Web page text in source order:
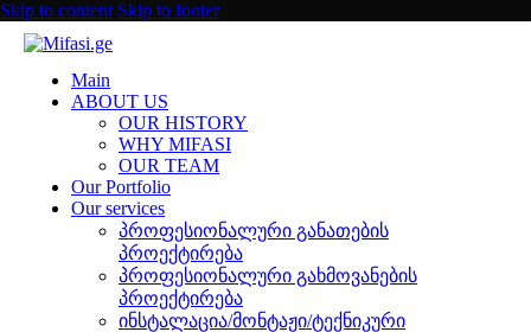
Skip to content Skip to footer
Main
ABOUT US
OUR HISTORY
WHY MIFASI
OUR TEAM
Our Portfolio
Our services
პროფესიონალური განათების
პროექტირება
პროფესიონალური გახმოვანების
პროექტირება
ინსტალაცია/მონტაჟი/ტექნიკური